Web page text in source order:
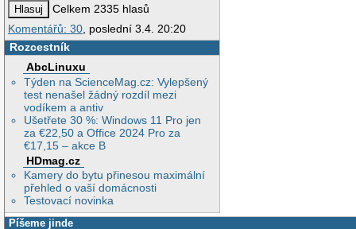
Celkem 2335 hlasů
Komentářů: 30, poslední 3.4. 20:20
Rozcestník
AbcLinuxu
Týden na ScienceMag.cz: Vylepšený
test nenašel žádný rozdíl mezi
vodíkem a antiv
Ušetřete 30 %: Windows 11 Pro jen
za €22,50 a Office 2024 Pro za
€17,15 – akce B
HDmag.cz
Kamery do bytu přinesou maximální
přehled o vaší domácnosti
Testovací novinka
Píšeme jinde